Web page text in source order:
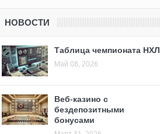
НОВОСТИ
Таблица чемпионата НХЛ
Май 08, 2026
Веб-казино с
бездепозитными
бонусами